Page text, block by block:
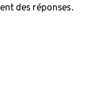
des réponses.